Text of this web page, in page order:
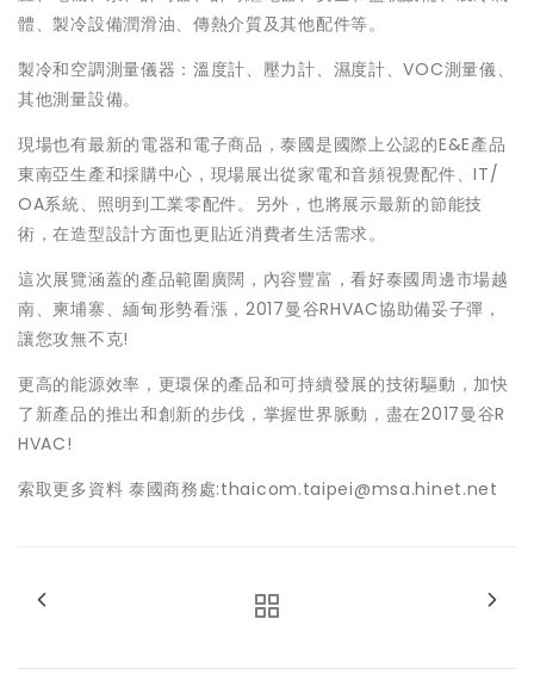
體、製冷設備潤滑油、傳熱介質及其他配件等。
製冷和空調測量儀器：溫度計、壓力計、濕度計、VOC測量儀、
其他測量設備。
現場也有最新的電器和電子商品，泰國是國際上公認的E&E產品
東南亞生產和採購中心，現場展出從家電和音頻視覺配件、IT/
OA系統、照明到工業零配件。另外，也將展示最新的節能技
術，在造型設計方面也更貼近消費者生活需求。
這次展覽涵蓋的產品範圍廣闊，內容豐富，看好泰國周邊市場越
南、柬埔寨、緬甸形勢看漲，2017曼谷RHVAC協助備妥子彈，
讓您攻無不克!
更高的能源效率，更環保的產品和可持續發展的技術驅動，加快
了新產品的推出和創新的步伐，掌握世界脈動，盡在2017曼谷R
HVAC!
索取更多資料 泰國商務處:thaicom.taipei@msa.hinet.net